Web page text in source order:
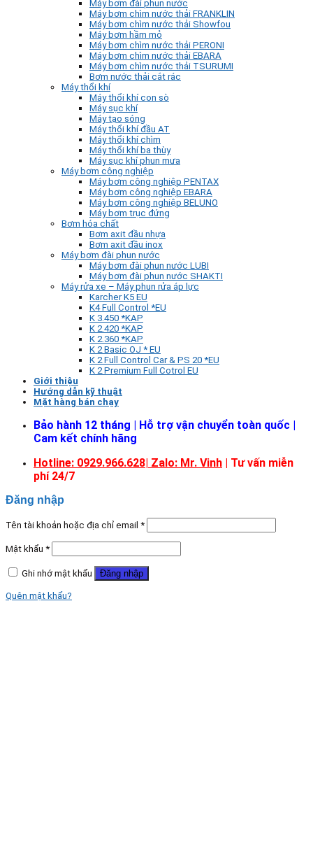
Máy bơm đài phun nước
Máy bơm chìm nước thải FRANKLIN
Máy bơm chìm nước thải Showfou
Máy bơm hầm mỏ
Máy bơm chìm nước thải PERONI
Máy bơm chìm nước thải EBARA
Máy bơm chìm nước thải TSURUMI
Bơm nước thải cắt rác
Máy thổi khí
Máy thổi khí con sò
Máy sục khí
Máy tạo sóng
Máy thổi khí đầu AT
Máy thổi khí chìm
Máy thổi khí ba thùy
Máy sục khí phun mưa
Máy bơm công nghiệp
Máy bơm công nghiệp PENTAX
Máy bơm công nghiệp EBARA
Máy bơm công nghiệp BELUNO
Máy bơm trục đứng
Bơm hóa chất
Bơm axit đầu nhựa
Bơm axit đầu inox
Máy bơm đài phun nước
Máy bơm đài phun nước LUBI
Máy bơm đài phun nước SHAKTI
Máy rửa xe – Máy phun rửa áp lực
Karcher K5 EU
K4 Full Control *EU
K 3.450 *KAP
K 2.420 *KAP
K 2.360 *KAP
K 2 Basic OJ * EU
K 2 Full Control Car & PS 20 *EU
K 2 Premium Full Cotrol EU
Giới thiệu
Hướng dẫn kỹ thuật
Mặt hàng bán chạy
Bảo hành 12 tháng | Hỗ trợ vận chuyển toàn quốc |
Cam kết chính hãng
Hotline: 0929.966.628| Zalo: Mr. Vinh | Tư vấn miễn
phí 24/7
Đăng nhập
Tên tài khoản hoặc địa chỉ email *
Mật khẩu *
Ghi nhớ mật khẩu Đăng nhập
Quên mật khẩu?